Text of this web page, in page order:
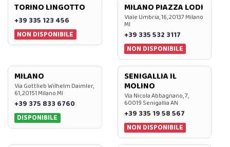
TORINO LINGOTTO
+39 335 123 456
NON DISPONIBILE
MILANO PIAZZA LODI
Viale Umbria, 16, 20137 Milano
MI
+39 335 532 3117
NON DISPONIBILE
MILANO
Via Gottlieb Wilhelm Daimler,
61, 20151 Milano MI
+39 375 833 6760
DISPONIBILE
SENIGALLIA IL
MOLINO
Via Nicola Abbagnano, 7,
60019 Senigallia AN
+39 335 19 58 567
NON DISPONIBILE